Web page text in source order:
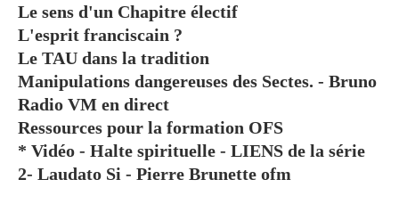
Le sens d'un Chapitre électif
L'esprit franciscain ?
Le TAU dans la tradition
Manipulations dangereuses des Sectes. - Bruno
Radio VM en direct
Ressources pour la formation OFS
* Vidéo - Halte spirituelle - LIENS de la série
2- Laudato Si - Pierre Brunette ofm